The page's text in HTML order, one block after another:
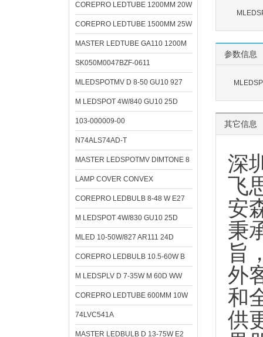
827相关型号
COREPRO LEDTUBE 1200MM 20W
COREPRO LEDTUBE 1500MM 25W
MASTER LEDTUBE GA110 1200M
SK050M0047BZF-0611
MLEDSPOTMV D 8-50 GU10 927
M LEDSPOT 4W/840 GU10 25D
103-000009-00
N74ALS74AD-T
MASTER LEDSPOTMV DIMTONE 8
LAMP COVER CONVEX
COREPRO LEDBULB 8-48 W E27
M LEDSPOT 4W/830 GU10 25D
MLED 10-50W/827 AR111 24D
COREPRO LEDBULB 10.5-60W B
M LEDSPLV D 7-35W M 60D WW
COREPRO LEDTUBE 600MM 10W
74LVC541A
MASTER LEDBULB D 13-75W E2
参数信息
其它信息
深
飞
安
秉
旨
外
和
供